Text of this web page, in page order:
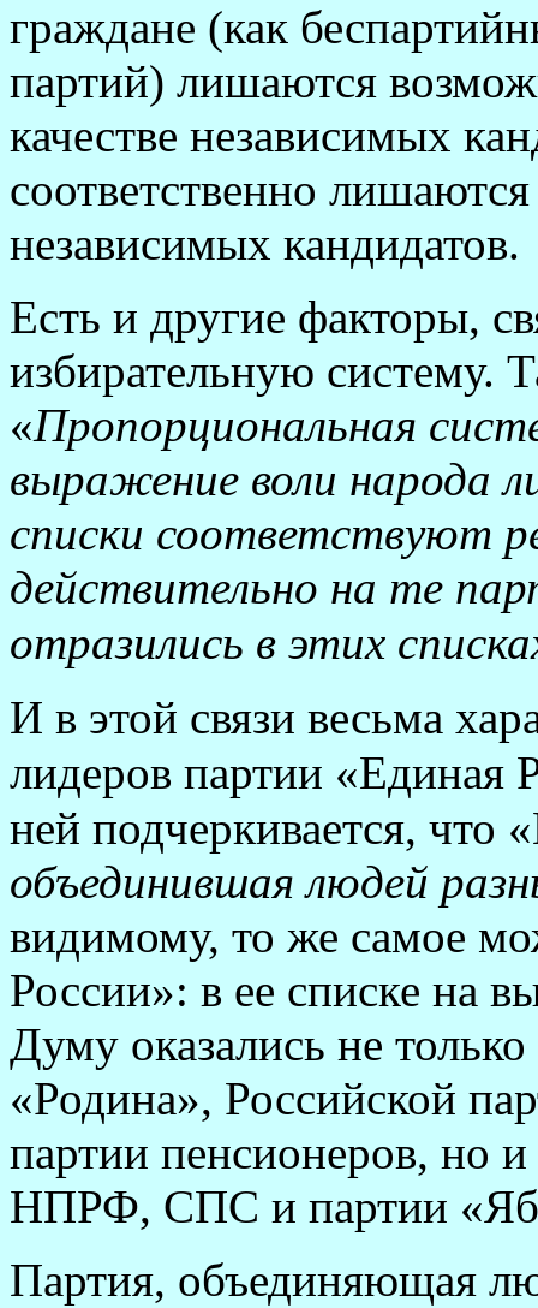
граждане (как
партий) лишаются
качестве независимых
соответственно
независимых кандидатов.
Есть и другие факторы,
избирательную систему.
«Пропорциональная
выражение воли народа
списки соответствуют
действительно на те
отразились в этих
И в этой связи весьма
лидеров партии «Единая
ней подчеркивается, что
объединившая людей
видимому, то же самое
России»: в ее списке на
Думу оказались не
«Родина», Российской
партии пенсионеров,
НПРФ, СПС и партии
Партия, объединяющая